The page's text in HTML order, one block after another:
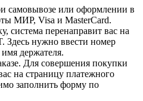
самовывозе или оформлении в
МИР, Visa и MasterCard.
система перенаправит вас на
Здесь нужно ввести номер
держателя.
Для совершения покупки
на страницу платежного
заполнить форму по